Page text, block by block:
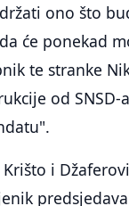
ono što
će ponekad
te stranke
od SNSD-
i